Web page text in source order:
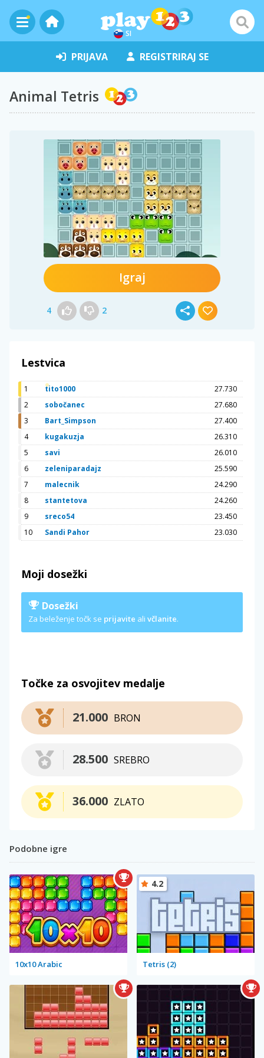
SI
PRIJAVA REGISTRIRAJ SE
Animal Tetris
Igraj
4 2
Lestvica
1 tito1000
27.730
2
sobočanec
27.680
3
Bart_Simpson
27.400
4
kugakuzja
26.310
5
savi
26.010
6
zeleniparadajz
25.590
7
malecnik
24.290
8
stantetova
24.260
9
sreco54
23.450
10
Sandi Pahor 23.030
Moji dosežki
Dosežki
Za beleženje točk se prijavite ali včlanite.
Točke za osvojitev medalje
BRON
21.000
SREBRO
28.500
ZLATO
36.000
Podobne igre
10x10 Arabic Tetris (2)
4.2